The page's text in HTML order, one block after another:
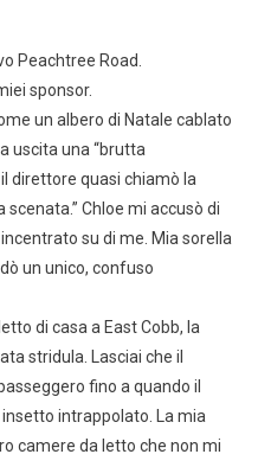
Peachtree Road.
sponsor.
un albero di Natale cablato
uscita una “brutta
direttore quasi chiamò la
Chloe mi accusò di
su di me. Mia sorella
un unico, confuso
di casa a East Cobb, la
stridula. Lasciai che il
fino a quando il
intrappolato. La mia
camere da letto che non mi